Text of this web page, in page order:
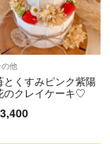
の他
とくすみピンク紫陽
のクレイケーキ♡